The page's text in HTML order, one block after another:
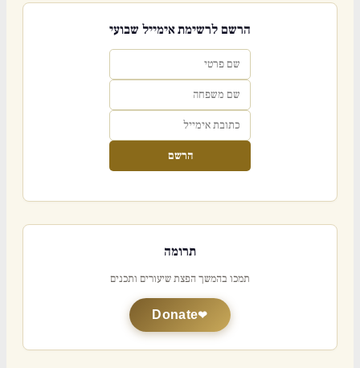
הרשם לרשימת אימייל שבועי
הרשם
תרומה
תמכו בהמשך הפצת שיעורים ותכנים
Donate